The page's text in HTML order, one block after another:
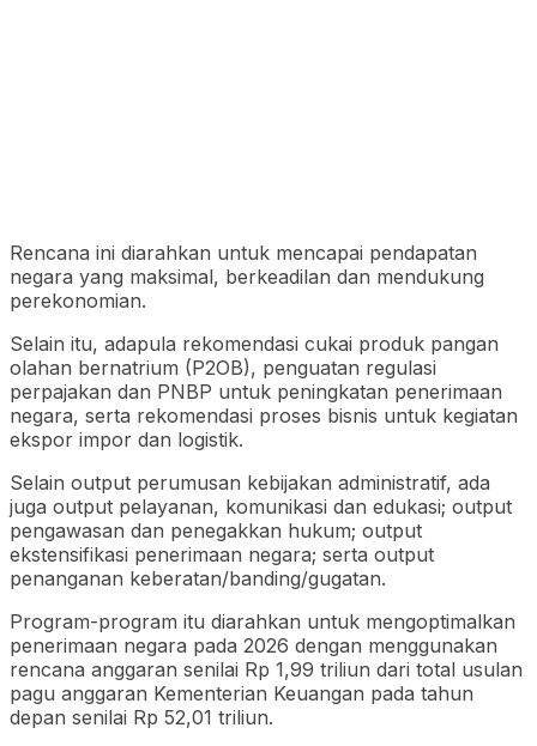
Rencana ini diarahkan untuk mencapai pendapatan
negara yang maksimal, berkeadilan dan mendukung
perekonomian.
Selain itu, adapula rekomendasi cukai produk pangan
olahan bernatrium (P2OB), penguatan regulasi
perpajakan dan PNBP untuk peningkatan penerimaan
negara, serta rekomendasi proses bisnis untuk kegiatan
ekspor impor dan logistik.
Selain output perumusan kebijakan administratif, ada
juga output pelayanan, komunikasi dan edukasi; output
pengawasan dan penegakkan hukum; output
ekstensifikasi penerimaan negara; serta output
penanganan keberatan/banding/gugatan.
Program-program itu diarahkan untuk mengoptimalkan
penerimaan negara pada 2026 dengan menggunakan
rencana anggaran senilai Rp 1,99 triliun dari total usulan
pagu anggaran Kementerian Keuangan pada tahun
depan senilai Rp 52,01 triliun.